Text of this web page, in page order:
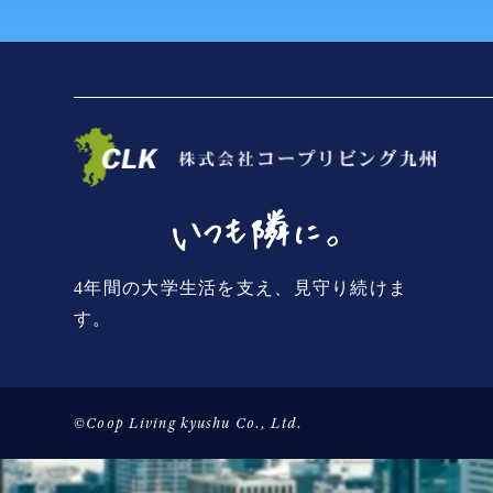
4年間の大学生活を支え、見守り続けま
す。
©Coop Living kyushu Co., Ltd.